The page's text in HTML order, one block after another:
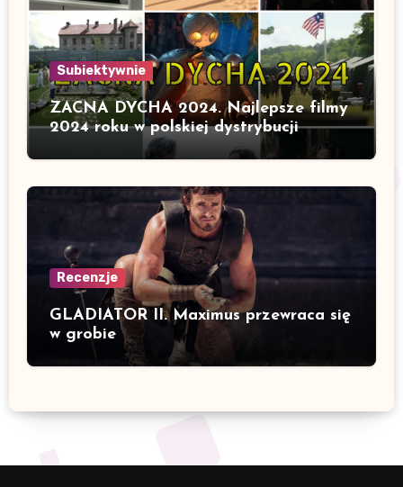
Subiektywnie
ZACNA DYCHA 2024. Najlepsze filmy
2024 roku w polskiej dystrybucji
Recenzje
GLADIATOR II. Maximus przewraca się
w grobie